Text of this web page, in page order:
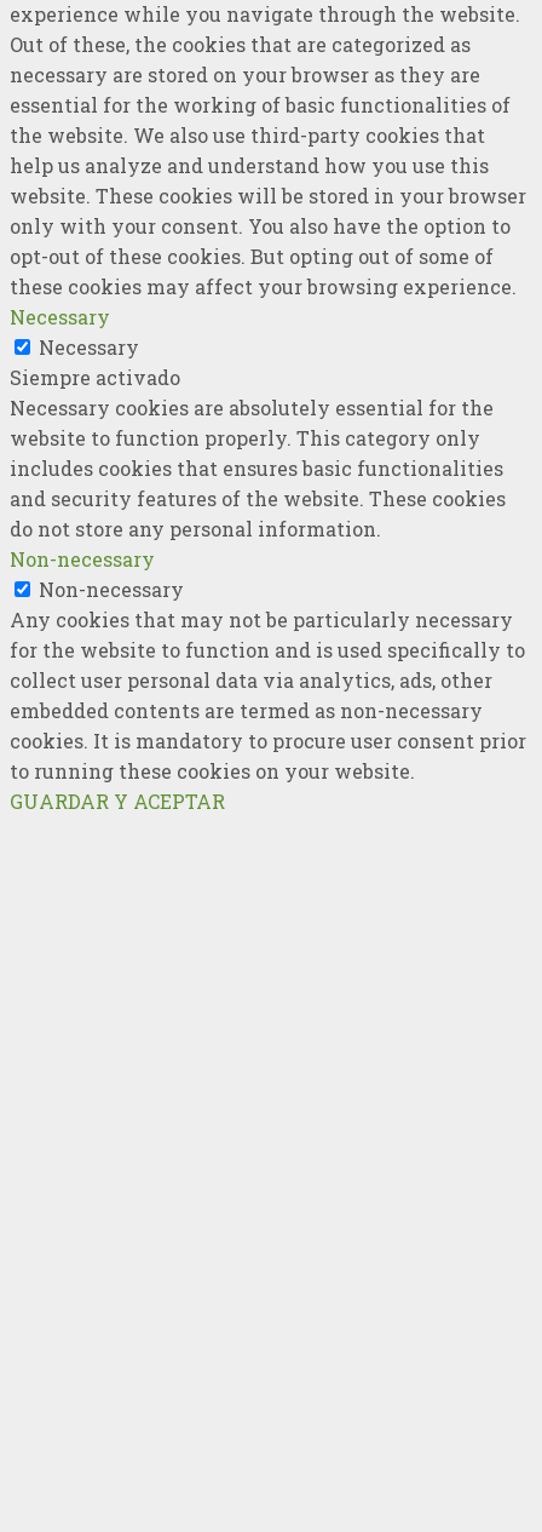
experience while you navigate through the website.
Out of these, the cookies that are categorized as
necessary are stored on your browser as they are
essential for the working of basic functionalities of
the website. We also use third-party cookies that
help us analyze and understand how you use this
website. These cookies will be stored in your browser
only with your consent. You also have the option to
opt-out of these cookies. But opting out of some of
these cookies may affect your browsing experience.
Necessary
Necessary
Siempre activado
Necessary cookies are absolutely essential for the
website to function properly. This category only
includes cookies that ensures basic functionalities
and security features of the website. These cookies
do not store any personal information.
Non-necessary
Non-necessary
Any cookies that may not be particularly necessary
for the website to function and is used specifically to
collect user personal data via analytics, ads, other
embedded contents are termed as non-necessary
cookies. It is mandatory to procure user consent prior
to running these cookies on your website.
GUARDAR Y ACEPTAR